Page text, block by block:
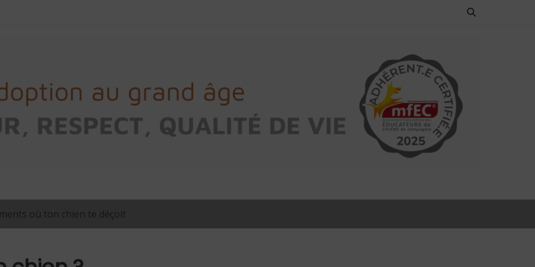
où ton chien te déçoit